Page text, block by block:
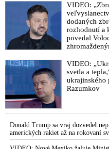
VIDEO:
dodaných
rozhodnutí a
povedal
že USA
systémy
VIDEO:
svetla a
ukrajinského
Razumkov
Donald Trump sa vraj dozvedel
amerických rakiet až na rokovaní
Camp David v Marylande, a preto